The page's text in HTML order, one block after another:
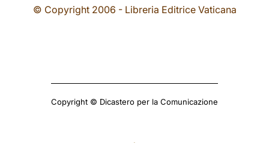
© Copyright 2006 - Libreria Editrice Vaticana
Copyright © Dicastero per la Comunicazione